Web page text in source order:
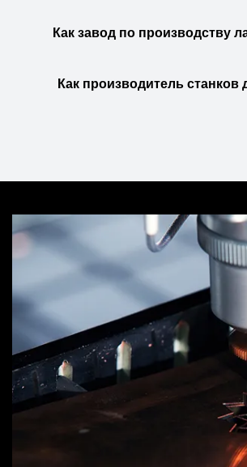
Как завод по производству
Как производитель